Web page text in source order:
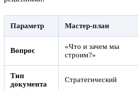
Параметр Мастер-план
Вопрос
«Что и зачем мы
строим?»
Тип
документа
Стратегический